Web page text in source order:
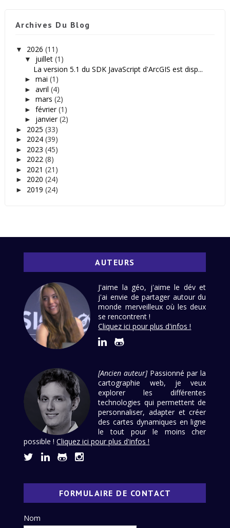
Archives Du Blog
▼ 2026 (11)
▼ juillet (1)
La version 5.1 du SDK JavaScript d'ArcGIS est disp...
► mai (1)
► avril (4)
► mars (2)
► février(1)
► janvier(2)
► 2025 (33)
► 2024 (39)
► 2023 (45)
► 2022 (8)
► 2021 (21)
► 2020 (24)
► 2019 (24)
AUTEURS
J'aime la géo, j'aime le dév et
j'ai envie de partager autour du
monde merveilleux où les deux
se rencontrent !
Cliquez ici pour plus d'infos !
[Ancien auteur]Passionné par la
cartographie web, je veux
explorer les différentes
technologies qui permettent de
personnaliser, adapter et créer
des cartes dynamiques en ligne
le tout pour le moins cher
possible !Cliquez ici pour plus d'infos !
FORMULAIRE DE CONTACT
Nom